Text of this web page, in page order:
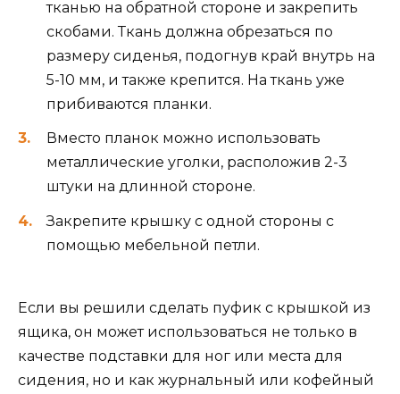
тканью на обратной стороне и закрепить
скобами. Ткань должна обрезаться по
размеру сиденья, подогнув край внутрь на
5-10 мм, и также крепится. На ткань уже
прибиваются планки.
Вместо планок можно использовать
металлические уголки, расположив 2-3
штуки на длинной стороне.
Закрепите крышку с одной стороны с
помощью мебельной петли.
Если вы решили сделать пуфик с крышкой из
ящика, он может использоваться не только в
качестве подставки для ног или места для
сидения, но и как журнальный или кофейный